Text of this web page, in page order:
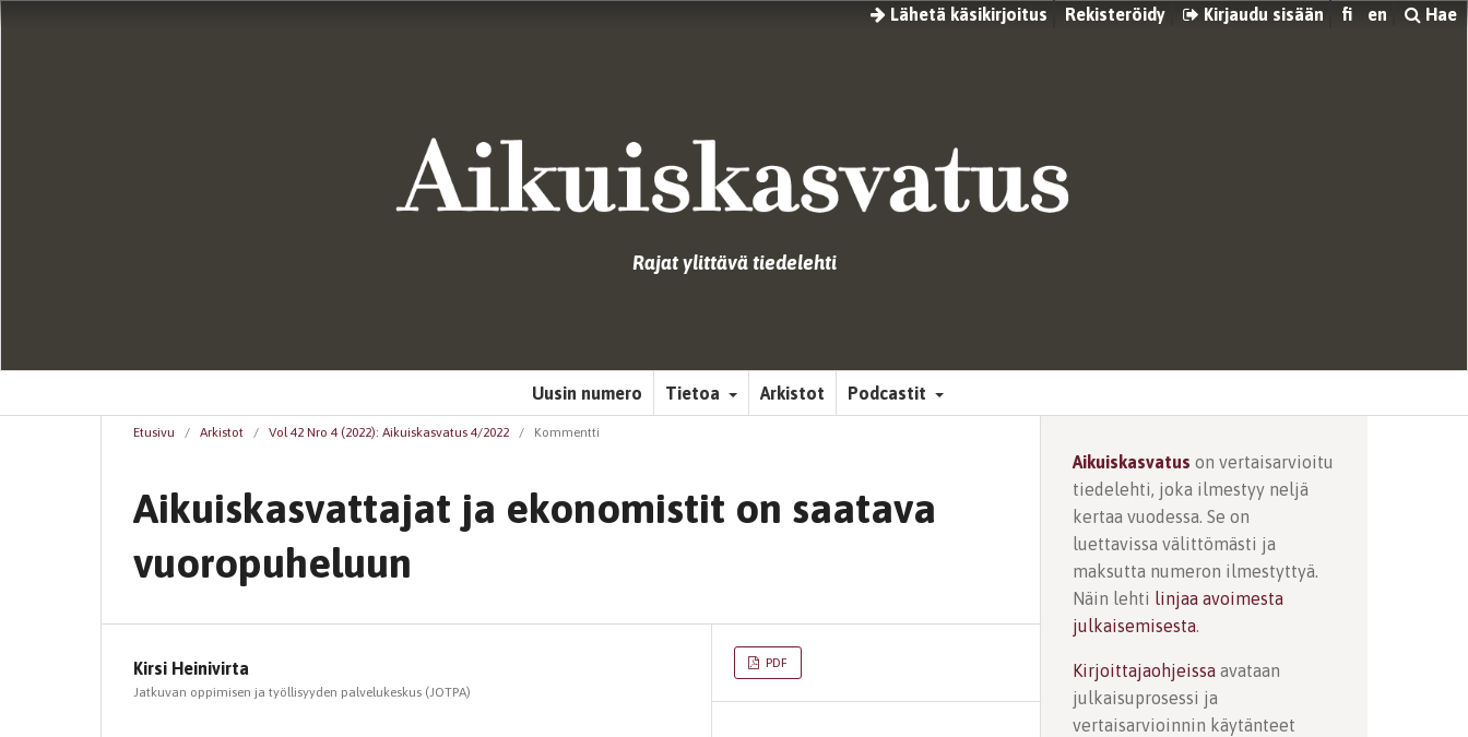
Lähetä käsikirjoitus Rekisteröidy Kirjaudu sisään fi en Hae
Rajat ylittävä tiedelehti
Uusin numero Tietoa Arkistot Podcastit
Etusivu / Arkistot / Vol 42 Nro 4 (2022): Aikuiskasvatus 4/2022 / Kommentti
Aikuiskasvattajat ja ekonomistit on saatava
vuoropuheluun
Kirsi Heinivirta
Jatkuvan oppimisen ja työllisyyden palvelukeskus (JOTPA)
PDF
Aikuiskasvatus on vertaisarvioitu
tiedelehti, joka ilmestyy neljä
kertaa vuodessa. Se on
luettavissa välittömästi ja
maksutta numeron ilmestyttyä.
Näin lehti linjaa avoimesta
julkaisemisesta.
Kirjoittajaohjeissa avataan
julkaisuprosessi ja
vertaisarvioinnin käytänteet